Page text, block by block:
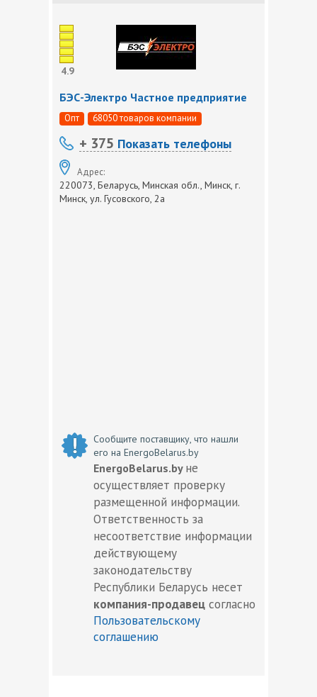
4.9
БЭС-Электро Частное предприятие
Опт 68050 товаров компании
+ 375 Показать телефоны
Адрес:
220073, Беларусь, Минская обл., Минск, г.
Минск, ул. Гусовского, 2а
Сообщите поставщику, что нашли
его на EnergoBelarus.by
EnergoBelarus.by не
осуществляет проверку
размещенной информации.
Ответственность за
несоответствие информации
действующему
законодательству
Республики Беларусь несет
компания-продавец согласно
Пользовательскому
соглашению